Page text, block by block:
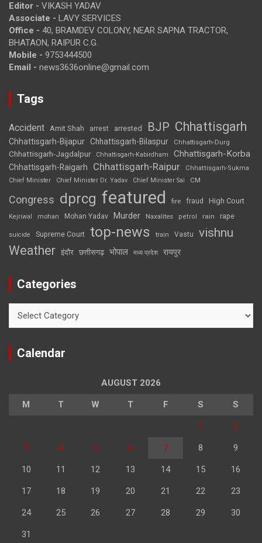
Editor - VIKASH YADAV
Associate - LAVY SERVICES
Office - 40, BRAMDEV COLONY, NEAR SAPNA TRACTOR,
BHATAON, RAIPUR C.G.
Mobile - 9753444500
Email - news3636online@gmail.com
Tags
Accident Amit Shah arrest arrested BJP Chhattisgarh
Chhattisgarh-Bijapur Chhattisgarh-Bilaspur Chhattisgarh-Durg
Chhattisgarh-Jagdalpur Chhattisgarh-Kabirdham Chhattisgarh-Korba
Chhattisgarh-Raigarh Chhattisgarh-Raipur
Chhattisgarh-Sukma
Chief Minister
Chief Minister Dr. Yadav Chief Minister Sai CM
Congress dprcg featured fire fraud High Court
Kejriwal mohan Mohan Yadav Murder Naxalites petrol rain rape
suicide Supreme Court top-news train Vastu vishnu
Weather इंदौर छत्तीसगढ़ भोपाल मध्य प्रदेश रायपुर
Categories
Calendar
AUGUST 2026
M T W T F S S
1 2
3 4 5 6 7 8 9
10 11 12 13 14 15 16
17 18 19 20 21 22 23
24 25 26 27 28 29 30
31